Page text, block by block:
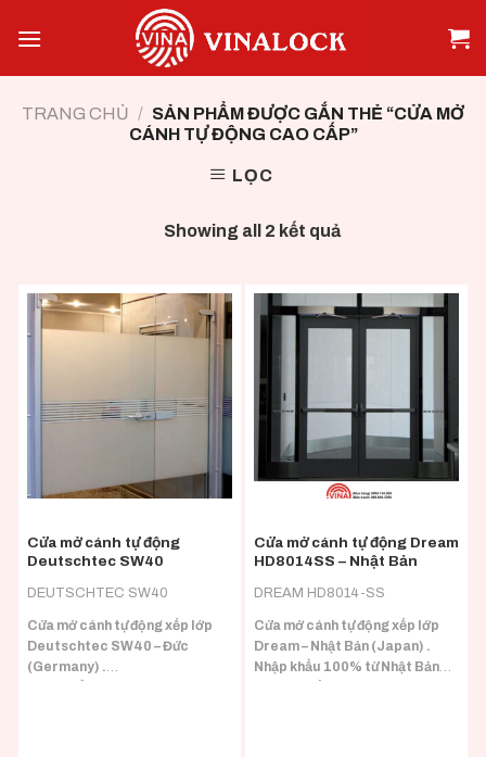
TRANG CHỦ / SẢN PHẨM ĐƯỢC GẮN THẺ “CỬA MỞ
CÁNH TỰ ĐỘNG CAO CẤP”
LỌC
Showing all 2 kết quả
Cửa mở cánh tự động
Deutschtec SW40
DEUTSCHTEC SW40
Cửa mở cánh tự động xếp lớp
Deutschtec SW40 – Đức
(Germany) .
Cửa mở cánh tự động Dream
HD8014SS – Nhật Bản
DREAM HD8014-SS
Cửa mở cánh tự động xếp lớp
Dream – Nhật Bản (Japan) .
Nhập khẩu 100% từ Nhật Bản